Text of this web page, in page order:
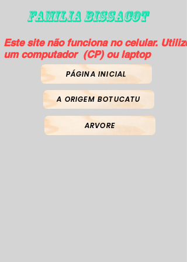
FAMILIA BISSACOT
Este site não funciona no celular. Utilize
um computador (CP) ou laptop
PÁGINA INICIAL
A ORIGEM BOTUCATU
ARVORE